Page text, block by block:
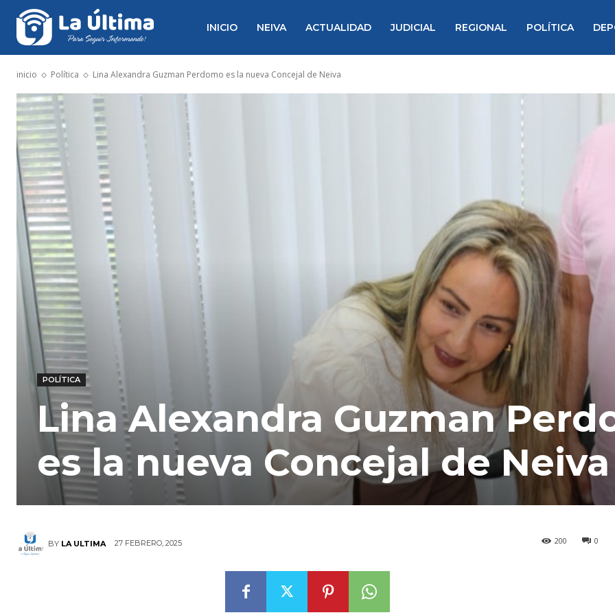
INICIO NEIVA ACTUALIDAD JUDICIAL REGIONAL POLÍTICA
inicio Política Lina Alexandra Guzman Perdomo es la nueva Concejal de Neiva
POLÍTICA
Lina Alexandra Guzman
es la nueva Concejal de Neiva
BY LA ULTIMA 27 FEBRERO, 2025 0
200